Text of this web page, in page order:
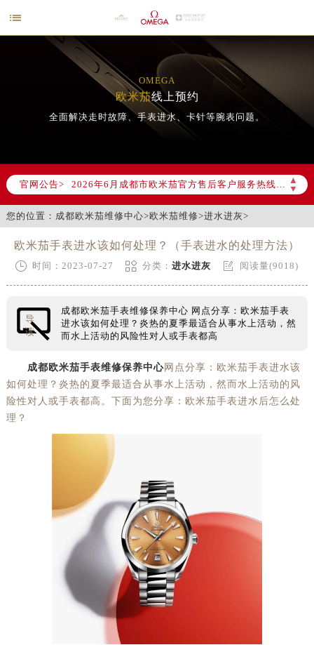

OMEGA
欧米茄线上预约
全面解决走时故障、手表进水、卡针等腕表问题。
官网公告>
▲
▼
2026年6月成都市欧米茄官方售后客户服务热线：400-877-2083
2026年6月欧米茄售后服务中心最新网点地址：
节假日正常营业！
您的位置： 成都欧米茄维修中心>欧米茄维修>进水进灰>
欧米茄手表进水该如何处理？（手表进水的处理方法）
 时间：2023-07-27  分类：进水进灰  阅读量(9018)
导
读
成都欧米茄手表维修保养中心 网点分享：欧米茄手表
进水该如何处理？炎热的夏季最适合从事水上活动，然
而水上活动的风险性对人或手表都高
成都欧米茄手表维修保养中心网点分享：欧米茄手表进水该
如何处理？炎热的夏季最适合从事水上活动，然而水上活动的风
险性对人或手表都高。下面为您分享：欧米茄手表进水后怎么处
理？